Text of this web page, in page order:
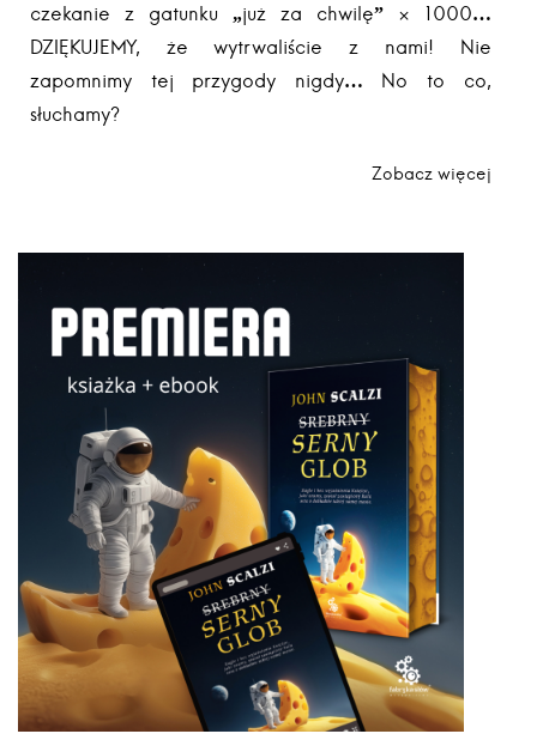
czekanie z gatunku „już za chwilę” × 1000…
DZIĘKUJEMY, że wytrwaliście z nami! Nie
zapomnimy tej przygody nigdy… No to co,
słuchamy?
Zobacz więcej